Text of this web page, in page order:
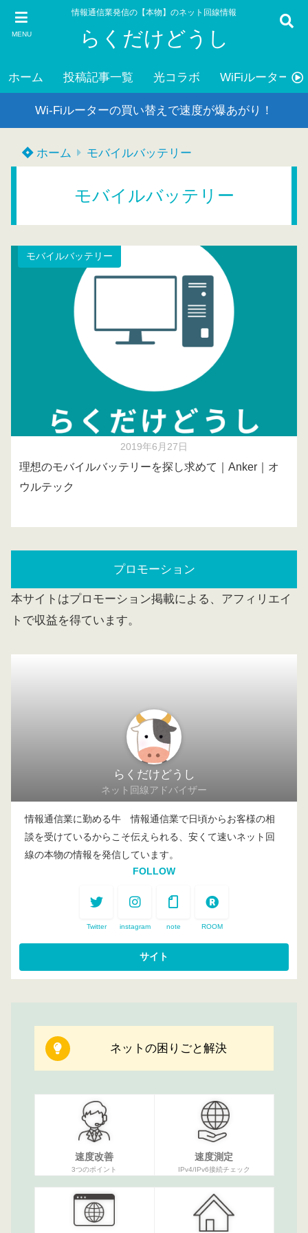
MENU
情報通信業発信の【本物】のネット回線情報
らくだけどうし
ホーム 投稿記事一覧 光コラボ WiFiルーター
Wi-Fiルーターの買い替えで速度が爆あがり！
ホーム モバイルバッテリー
モバイルバッテリー
モバイルバッテリー
2019年6月27日
理想のモバイルバッテリーを探し求めて｜Anker｜オ
ウルテック
プロモーション
本サイトはプロモーション掲載による、アフィリエイ
トで収益を得ています。
らくだけどうし
ネット回線アドバイザー
情報通信業に勤める牛 情報通信業で日頃からお客様の相
談を受けているからこそ伝えられる、安くて速いネット回
線の本物の情報を発信しています。
FOLLOW
Twitter instagram note ROOM
ネットの困りごと解決
速度改善
3つのポイント
速度測定
IPv4/IPv6接続チェック